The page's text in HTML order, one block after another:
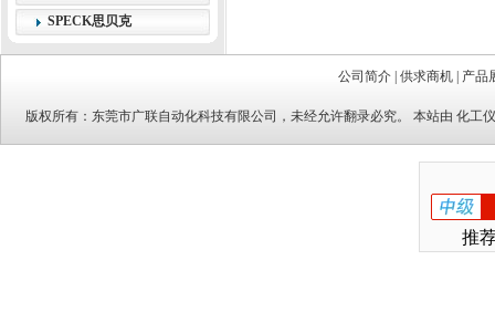
SPECK思贝克
公司简介 供求商机 产品
版权所有： 东莞市广联自动化科技有限公司 ，未经允许翻录必究。 本站由 化工
推